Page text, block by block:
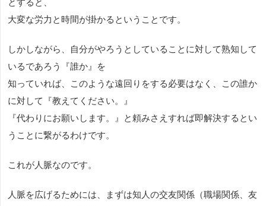
とすると、
大変な労力と時間が掛かるということです。
しかしながら、自分がやろうとしていることに対して熟知して
いるであろう『誰か』を
知っていれば、このような遠回りをする必要はなく、この誰か
に対して『教えてください。』
『代わりにお願いします。』と頼みさえすれば即解決するとい
うことに繋がるわけです。
これが人脈なのです。
人脈を広げるためには、まずは知人の交友関係（職場関係、友